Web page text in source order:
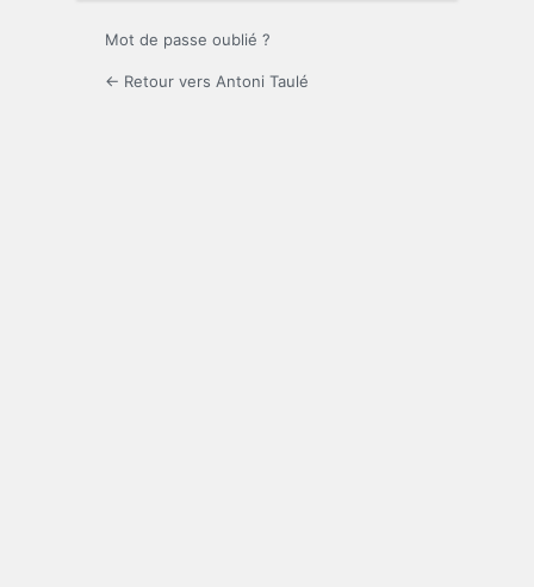
Mot de passe oublié ?
← Retour vers Antoni Taulé